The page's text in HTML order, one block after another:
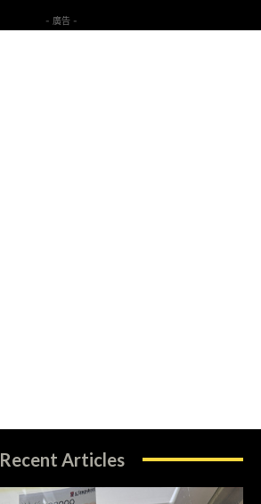
- 廣告 -
Recent Articles